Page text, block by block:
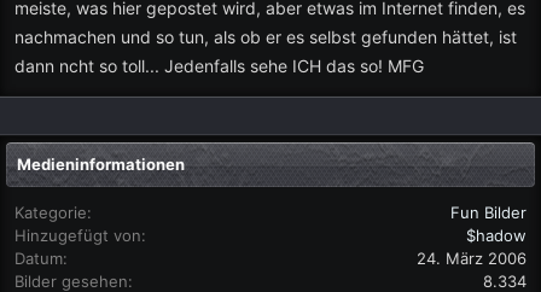
meiste, was hier gepostet wird, aber etwas im Internet finden, es
nachmachen und so tun, als ob er es selbst gefunden hättet, ist
dann ncht so toll... Jedenfalls sehe ICH das so! MFG
Medieninformationen
Kategorie
Fun Bilder
Hinzugefügt von
$hadow
Datum
24. März 2006
Bilder gesehen
8.334